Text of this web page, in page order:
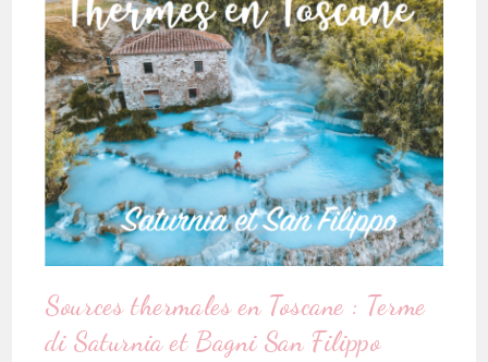
Sources thermales en Toscane : Terme
di Saturnia et Bagni San Filippo